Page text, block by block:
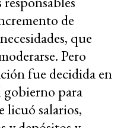
de
que
Pero
fue decidida en
gobierno para
licuó salarios,